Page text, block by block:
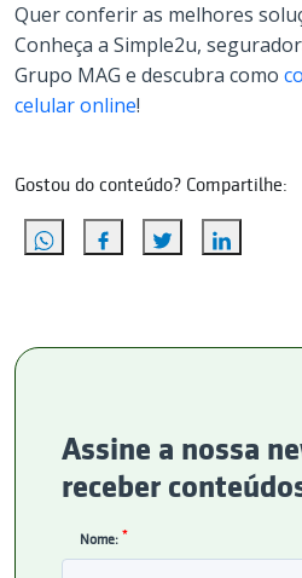
Quer conferir as melhores
Conheça a Simple2u,
Grupo MAG e descubra como
celular online!
Gostou do conteúdo? Compartilhe:
Assine a nossa
receber
Nome: *